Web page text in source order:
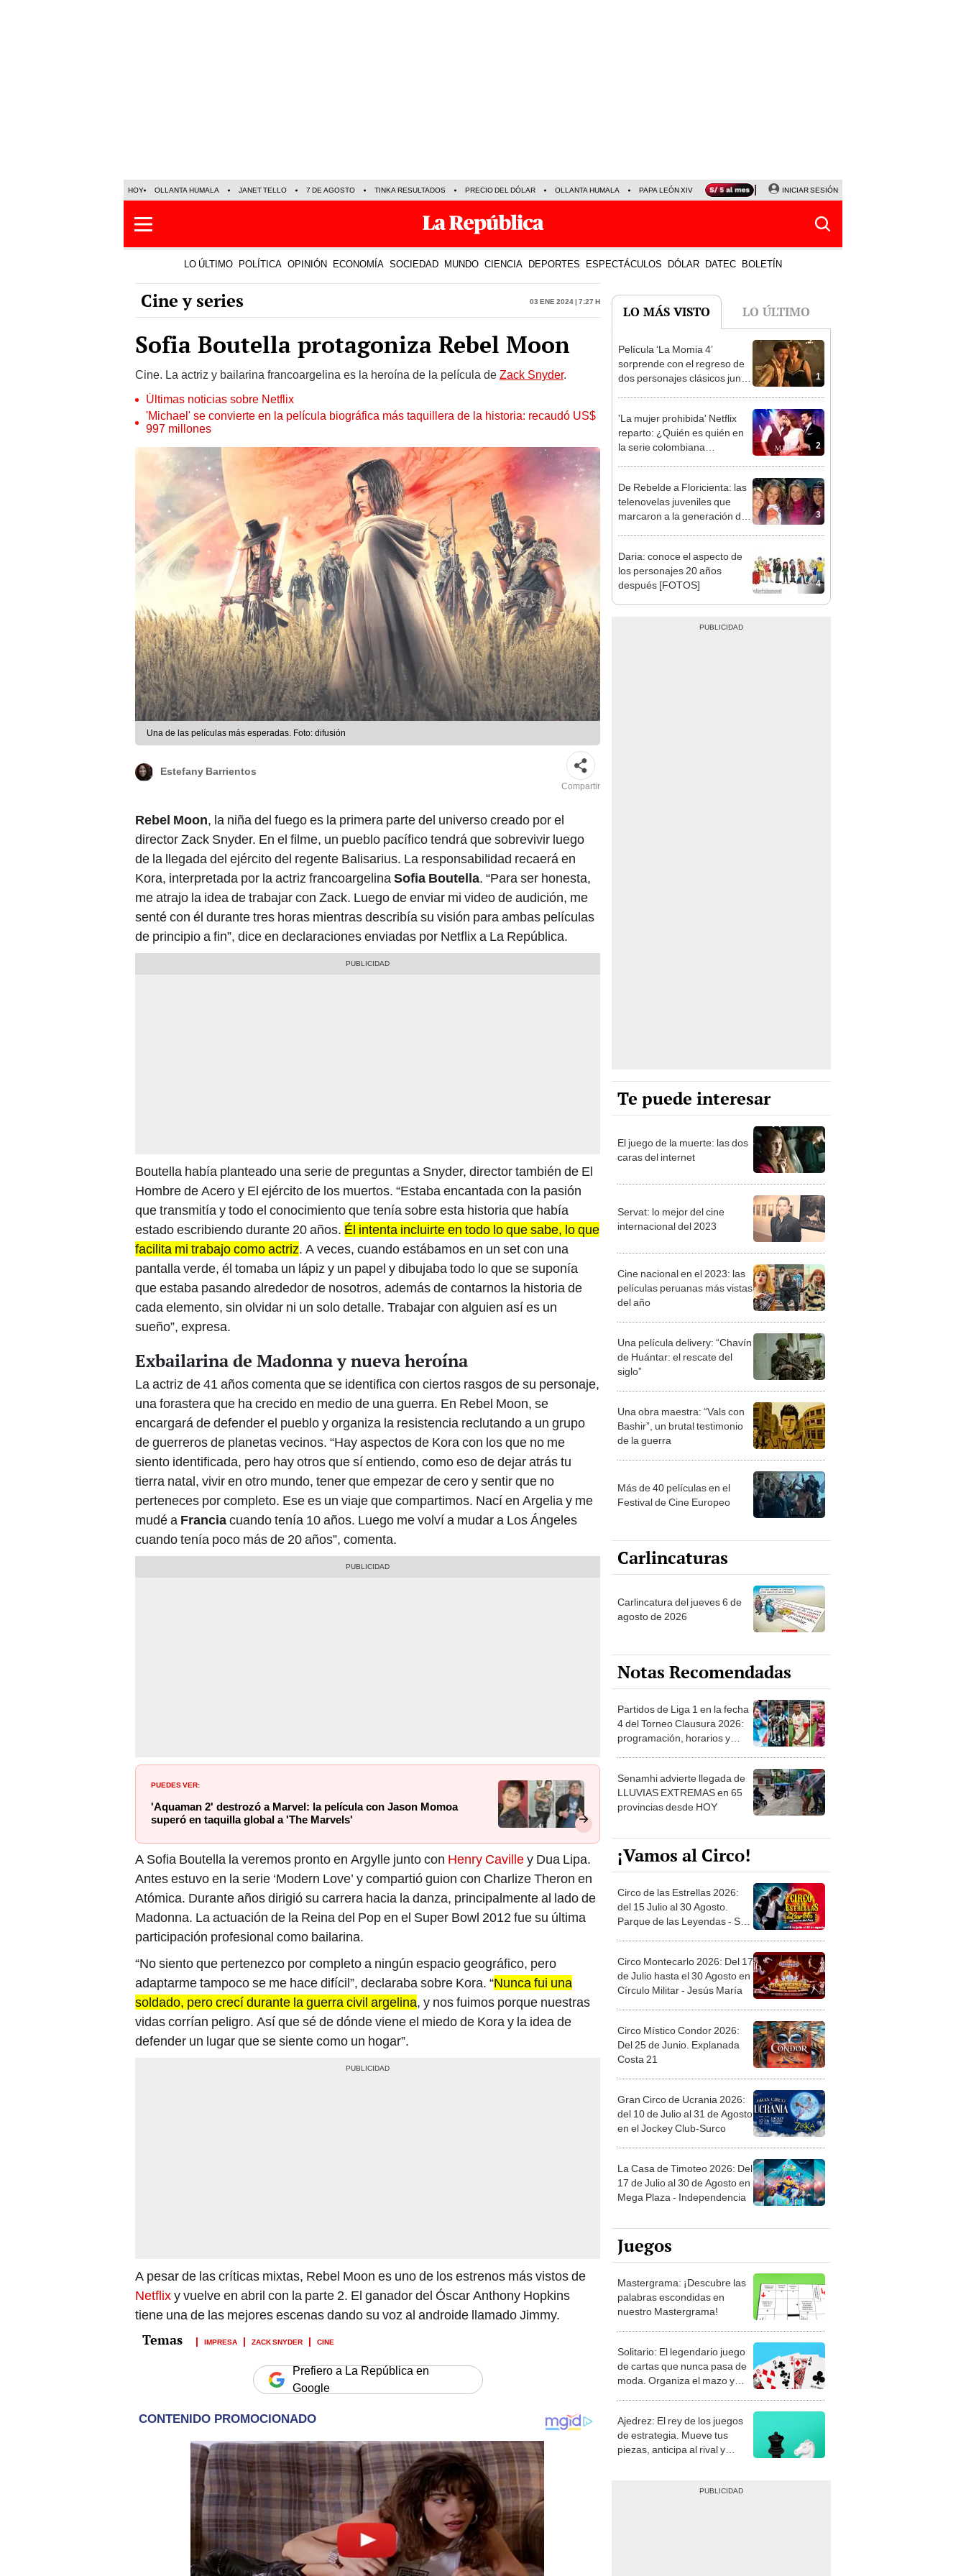
HOY OLLANTA HUMALA JANET TELLO 7 DE AGOSTO TINKA RESULTADOS PRECIO DEL DÓLAR OLLANTA HUMALA PAPA LEÓN XIV NALDY SALDAÑA LA BELLA LUZ
INICIAR SESIÓN
LO ÚLTIMO POLÍTICA OPINIÓN ECONOMÍA SOCIEDAD MUNDO CIENCIA DEPORTES ESPECTÁCULOS DÓLAR DATEC BOLETÍN
Cine y series 03 Ene 2024 | 7:27 h
Sofia Boutella protagoniza Rebel Moon
Cine. La actriz y bailarina francoargelina es la heroína de la película de Zack Snyder.
Últimas noticias sobre Netflix
'Michael' se convierte en la película biográfica más taquillera de la historia: recaudó US$
997 millones
Una de las películas más esperadas. Foto: difusión
Estefany Barrientos
Compartir
Rebel Moon, la niña del fuego es la primera parte del universo creado por el
director Zack Snyder. En el filme, un pueblo pacífico tendrá que sobrevivir luego
de la llegada del ejército del regente Balisarius. La responsabilidad recaerá en
Kora, interpretada por la actriz francoargelinaSofia Boutella. “Para ser honesta,
me atrajo la idea de trabajar con Zack. Luego de enviar mi video de audición, me
senté con él durante tres horas mientras describía su visión para ambas películas
de principio a fin”, dice en declaraciones enviadas por Netflix a La República.
Boutella había planteado una serie de preguntas a Snyder, director también de El
Hombre de Acero y El ejército de los muertos. “Estaba encantada con la pasión
que transmitía y todo el conocimiento que tenía sobre esta historia que había
estado escribiendo durante 20 años. Él intenta incluirte en todo lo que sabe, lo que
facilita mi trabajo como actriz. A veces, cuando estábamos en un set con una
pantalla verde, él tomaba un lápiz y un papel y dibujaba todo lo que se suponía
que estaba pasando alrededor de nosotros, además de contarnos la historia de
cada elemento, sin olvidar ni un solo detalle. Trabajar con alguien así es un
sueño”, expresa.
Exbailarina de Madonna y nueva heroína
La actriz de 41 años comenta que se identifica con ciertos rasgos de su personaje,
una forastera que ha crecido en medio de una guerra. En Rebel Moon, se
encargará de defender el pueblo y organiza la resistencia reclutando a un grupo
de guerreros de planetas vecinos. “Hay aspectos de Kora con los que no me
siento identificada, pero hay otros que sí entiendo, como eso de dejar atrás tu
tierra natal, vivir en otro mundo, tener que empezar de cero y sentir que no
perteneces por completo. Ese es un viaje que compartimos. Nací en Argelia y me
mudé a Franciacuando tenía 10 años. Luego me volví a mudar a Los Ángeles
cuando tenía poco más de 20 años”, comenta.
PUEDES VER:
'Aquaman 2' destrozó a Marvel: la película con Jason Momoa
superó en taquilla global a 'The Marvels'
A Sofia Boutella la veremos pronto en Argylle junto con Henry Cavilley Dua Lipa.
Antes estuvo en la serie ‘Modern Love’ y compartió guion con Charlize Theron en
Atómica. Durante años dirigió su carrera hacia la danza, principalmente al lado de
Madonna. La actuación de la Reina del Pop en el Super Bowl 2012 fue su última
participación profesional como bailarina.
“No siento que pertenezco por completo a ningún espacio geográfico, pero
adaptarme tampoco se me hace difícil”, declaraba sobre Kora. “Nunca fui una
soldado, pero crecí durante la guerra civil argelina, y nos fuimos porque nuestras
vidas corrían peligro. Así que sé de dónde viene el miedo de Kora y la idea de
defender un lugar que se siente como un hogar”.
A pesar de las críticas mixtas, Rebel Moon es uno de los estrenos más vistos de
Netflixy vuelve en abril con la parte 2. El ganador del Óscar Anthony Hopkins
tiene una de las mejores escenas dando su voz al androide llamado Jimmy.
IMPRESA ZACK SNYDER CINE
Prefiero a La República en
Google
LO MÁS VISTO LO ÚLTIMO
1
Película ‘La Momia 4’
sorprende con el regreso de
dos personajes clásicos junto
2
'La mujer prohibida' Netflix
reparto: ¿Quién es quién en
la serie colombiana
3
De Rebelde a Floricienta: las
telenovelas juveniles que
marcaron a la generación de
4
Daria: conoce el aspecto de
los personajes 20 años
después [FOTOS]
Te puede interesar
El juego de la muerte: las dos
caras del internet
Servat: lo mejor del cine
internacional del 2023
Cine nacional en el 2023: las
películas peruanas más vistas
del año
Una película delivery: “Chavín
de Huántar: el rescate del
siglo”
Una obra maestra: “Vals con
Bashir”, un brutal testimonio
de la guerra
Más de 40 películas en el
Festival de Cine Europeo
Carlincaturas
Carlincatura del jueves 6 de
agosto de 2026
Notas Recomendadas
Partidos de Liga 1 en la fecha
4 del Torneo Clausura 2026:
programación, horarios y
Senamhi advierte llegada de
LLUVIAS EXTREMAS en 65
provincias desde HOY
¡Vamos al Circo!
Circo de las Estrellas 2026:
del 15 Julio al 30 Agosto.
Parque de las Leyendas - San
Circo Montecarlo 2026: Del 17
de Julio hasta el 30 Agosto en
Círculo Militar - Jesús María
Circo Místico Condor 2026:
Del 25 de Junio. Explanada
Costa 21
Gran Circo de Ucrania 2026:
del 10 de Julio al 31 de Agosto
en el Jockey Club-Surco
La Casa de Timoteo 2026: Del
17 de Julio al 30 de Agosto en
Mega Plaza - Independencia
Juegos
Mastergrama: ¡Descubre las
palabras escondidas en
nuestro Mastergrama!
Solitario: El legendario juego
de cartas que nunca pasa de
moda. Organiza el mazo y
Ajedrez: El rey de los juegos
de estrategia. Mueve tus
piezas, anticipa al rival y